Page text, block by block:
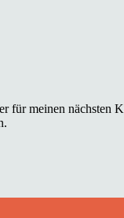
für meinen nächsten